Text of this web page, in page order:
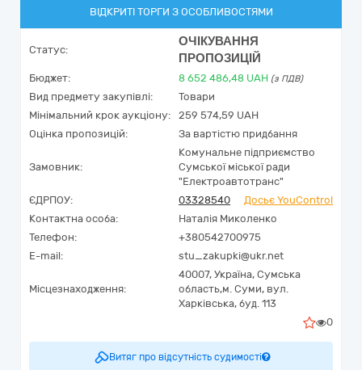
ВІДКРИТІ ТОРГИ З ОСОБЛИВОСТЯМИ
Статус:
ОЧІКУВАННЯ
ПРОПОЗИЦІЙ
Бюджет: 8 652 486,48 UAH (з ПДВ)
Вид предмету закупівлі:
Товари
Мінімальний крок аукціону:
259 574,59 UAH
Оцінка пропозицій:
За вартістю придбання
Замовник:
Комунальне підприємство
Сумської міської ради
"Електроавтотранс"
ЄДРПОУ:
03328540
Досьє YouControl
Контактна особа:
Наталія Миколенко
Телефон:
+380542700975
E-mail:
stu_zakupki@ukr.net
Місцезнаходження:
40007, Україна, Сумська
область,м. Суми, вул.
Харківська, буд. 113
0
Витяг про відсутність судимості